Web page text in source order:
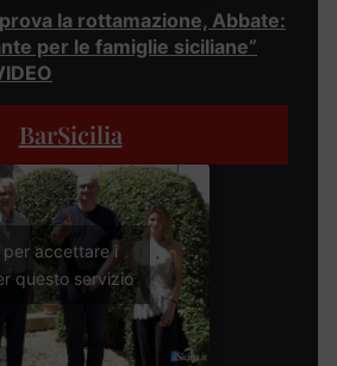
la rottamazione, Abbate:
per le famiglie siciliane”
BarSicilia
per accettare i
questo servizio